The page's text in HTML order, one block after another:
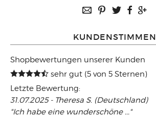
KUNDENSTIMMEN
Shopbewertungen unserer Kunden
sehr gut (5 von 5 Sternen)
Letzte Bewertung:
31.07.2025 - Theresa S. (Deutschland)
"Ich habe eine wunderschöne ..."